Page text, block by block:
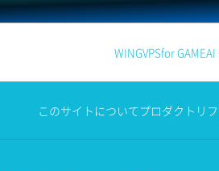
WINGVPSfor GAMEAI
このサイトについてプロダクト リ